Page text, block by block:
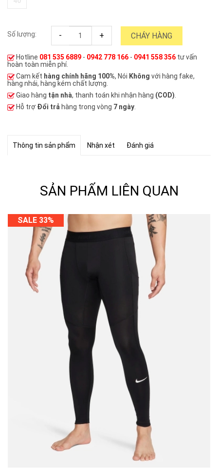
Số lượng: - + CHÁY HÀNG
Hotline 081 535 6889 - 0942 778 166 - 0941 558 356 tư vấn
hoàn toàn miễn phí.
Cam kết hàng chính hãng 100%, Nói Không với hàng fake,
hàng nhái, hàng kém chất lượng.
Giao hàng tận nhà, thanh toán khi nhận hàng (COD)
Hỗ trợ Đổi trả hàng trong vòng 7 ngày.
Thông tin sản phẩm Nhận xét Đánh giá
SẢN PHẨM LIÊN QUAN
SALE 33%